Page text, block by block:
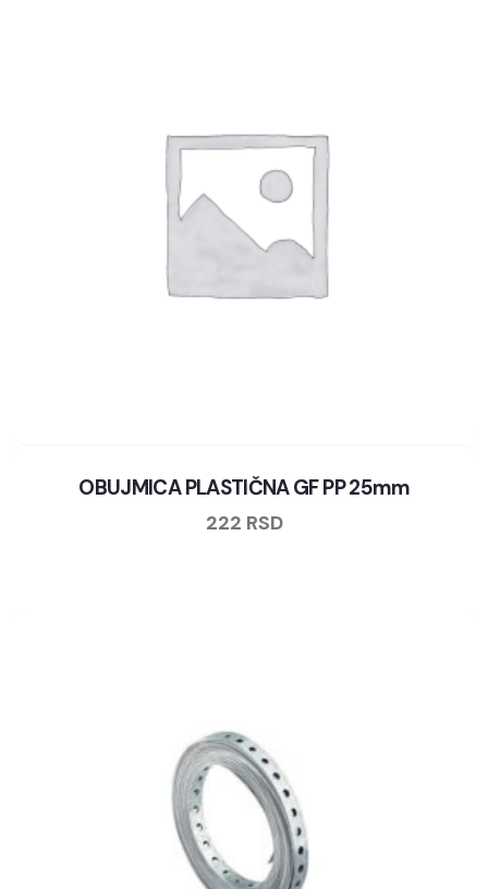
OBUJMICA PLASTIČNA GF PP 25mm
222 RSD